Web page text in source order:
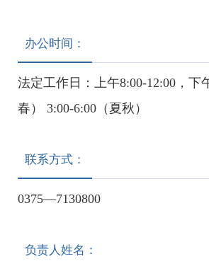
办公时间：
法定工作日：上午8:00-12:00，下
春） 3:00-6:00（夏秋）
联系方式：
0375—7130800
负责人姓名：